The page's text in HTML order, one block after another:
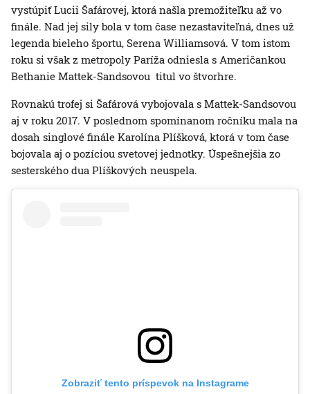
vystúpiť Lucii Šafárovej, ktorá našla premožiteľku až vo
finále. Nad jej sily bola v tom čase nezastaviteľná, dnes už
legenda bieleho športu, Serena Williamsová. V tom istom
roku si však z metropoly Paríža odniesla s Američankou
Bethanie Mattek-Sandsovou titul vo štvorhre.
Rovnakú trofej si Šafárová vybojovala s Mattek-Sandsovou
aj v roku 2017. V poslednom spomínanom ročníku mala na
dosah singlové finále Karolína Plíšková, ktorá v tom čase
bojovala aj o pozíciou svetovej jednotky. Úspešnejšia zo
sesterského dua Plíškových neuspela.
Zobraziť tento príspevok na Instagrame